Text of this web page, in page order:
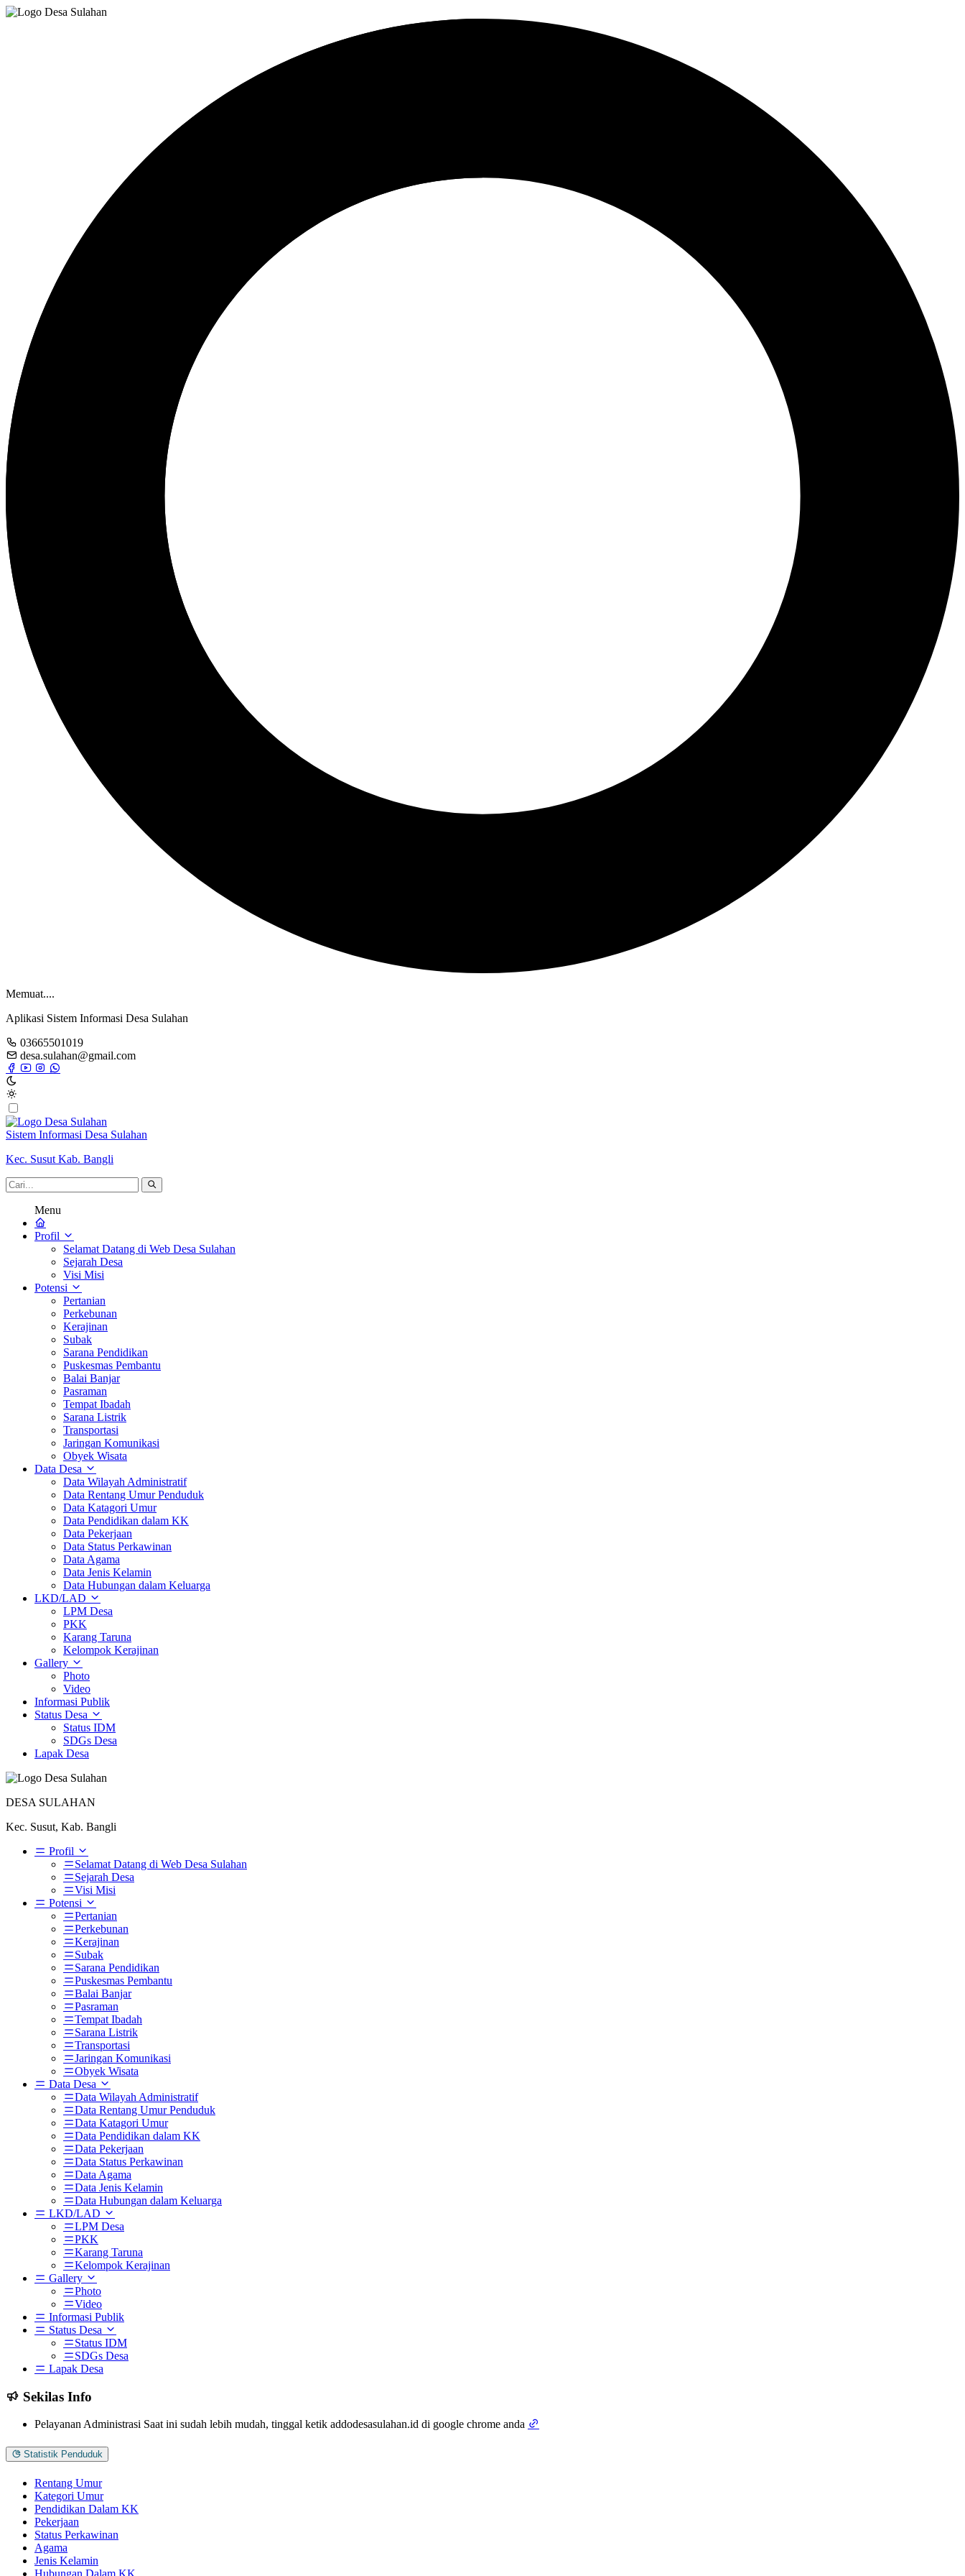
Memuat....
Aplikasi Sistem Informasi Desa Sulahan
03665501019
desa.sulahan@gmail.com
Sistem Informasi Desa Sulahan
Kec. Susut Kab. Bangli
Menu
Profil
Selamat Datang di Web Desa Sulahan
Sejarah Desa
Visi Misi
Potensi
Pertanian
Perkebunan
Kerajinan
Subak
Sarana Pendidikan
Puskesmas Pembantu
Balai Banjar
Pasraman
Tempat Ibadah
Sarana Listrik
Transportasi
Jaringan Komunikasi
Obyek Wisata
Data Desa
Data Wilayah Administratif
Data Rentang Umur Penduduk
Data Katagori Umur
Data Pendidikan dalam KK
Data Pekerjaan
Data Status Perkawinan
Data Agama
Data Jenis Kelamin
Data Hubungan dalam Keluarga
LKD/LAD
LPM Desa
PKK
Karang Taruna
Kelompok Kerajinan
Gallery
Photo
Video
Informasi Publik
Status Desa
Status IDM
SDGs Desa
Lapak Desa
DESA SULAHAN
Kec. Susut, Kab. Bangli
Profil
Selamat Datang di Web Desa Sulahan
Sejarah Desa
Visi Misi
Potensi
Pertanian
Perkebunan
Kerajinan
Subak
Sarana Pendidikan
Puskesmas Pembantu
Balai Banjar
Pasraman
Tempat Ibadah
Sarana Listrik
Transportasi
Jaringan Komunikasi
Obyek Wisata
Data Desa
Data Wilayah Administratif
Data Rentang Umur Penduduk
Data Katagori Umur
Data Pendidikan dalam KK
Data Pekerjaan
Data Status Perkawinan
Data Agama
Data Jenis Kelamin
Data Hubungan dalam Keluarga
LKD/LAD
LPM Desa
PKK
Karang Taruna
Kelompok Kerajinan
Gallery
Photo
Video
Informasi Publik
Status Desa
Status IDM
SDGs Desa
Lapak Desa
Sekilas Info
Pelayanan Administrasi Saat ini sudah lebih mudah, tinggal ketik addodesasulahan.id di google chrome anda
Statistik Penduduk
Rentang Umur
Kategori Umur
Pendidikan Dalam KK
Pekerjaan
Status Perkawinan
Agama
Jenis Kelamin
Hubungan Dalam KK